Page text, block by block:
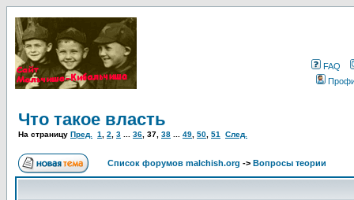
FAQ
Что такое власть
На страницу Пред. 1 2 3 36 37 38 49 50 51 След.
Список форумов malchish.org -> Вопросы теории